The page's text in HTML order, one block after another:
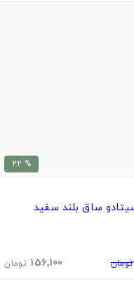
% 22
ساق بلند سفید
تومان 156,100 تومان